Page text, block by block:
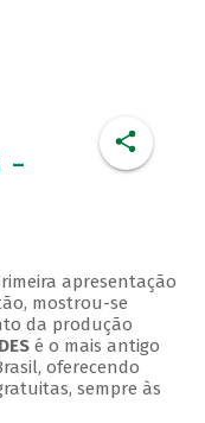
-
apresentação
mostrou-se
da produção
é o mais antigo
oferecendo
sempre às